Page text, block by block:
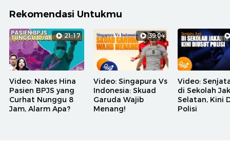
Rekomendasi Untukmu
21:17
Video: Nakes Hina
Pasien BPJS yang
Curhat Nunggu 8
Jam, Alarm Apa?
39:04
Video: Singapura Vs
Indonesia: Skuad
Garuda Wajib
Menang!
Video:
di Sekolah
Selatan, Kini
Polisi